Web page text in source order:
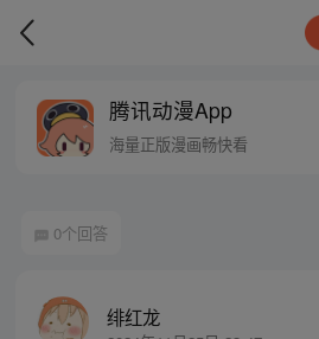
腾讯动漫App
海量正版漫画畅快看
0个回答
绯红龙